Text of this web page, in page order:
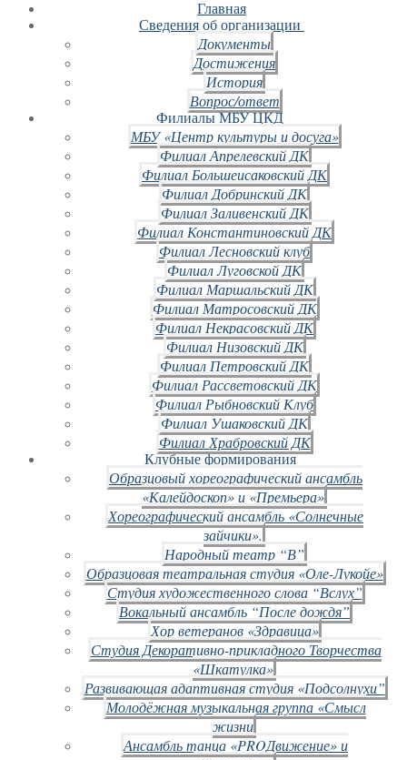
Главная
Сведения об организации
Документы
Достижения
История
Вопрос/ответ
Филиалы МБУ ЦКД
МБУ «Центр культуры и досуга»
Филиал Апрелевский ДК
Филиал Большеисаковский ДК
Филиал Добринский ДК
Филиал Заливенский ДК
Филиал Константиновский ДК
Филиал Лесновский клуб
Филиал Луговской ДК
Филиал Маршальский ДК
Филиал Матросовский ДК
Филиал Некрасовский ДК
Филиал Низовский ДК
Филиал Петровский ДК
Филиал Рассветовский ДК
Филиал Рыбновский Клуб
Филиал Ушаковский ДК
Филиал Храбровский ДК
Клубные формирования
Образцовый хореографический ансамбль
«Калейдоскоп» и «Премьера»
Хореографический ансамбль «Солнечные
зайчики».
Народный театр “В”
Образцовая театральная студия «Оле-Лукойе»
Студия художественного слова “Вслух”
Вокальный ансамбль “После дождя”
Хор ветеранов «Здравица»
Студия Декоративно-прикладного Творчества
«Шкатулка»
Развивающая адаптивная студия «Подсолнухи”
Молодёжная музыкальная группа «Смысл
жизни
Ансамбль танца «PROДвижение» и